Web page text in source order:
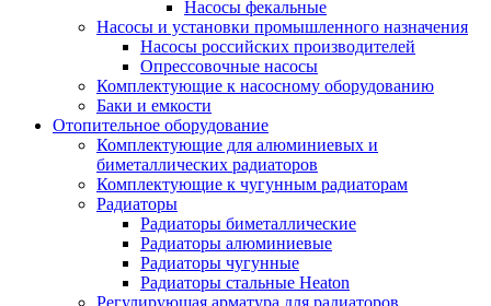
Насосы фекальные
Насосы и установки промышленного назначения
Насосы российских производителей
Опрессовочные насосы
Комплектующие к насосному оборудованию
Баки и емкости
Отопительное оборудование
Комплектующие для алюминиевых и
биметаллических радиаторов
Комплектующие к чугунным радиаторам
Радиаторы
Радиаторы биметаллические
Радиаторы алюминиевые
Радиаторы чугунные
Радиаторы стальные Heaton
Регулирующая арматура для радиаторов